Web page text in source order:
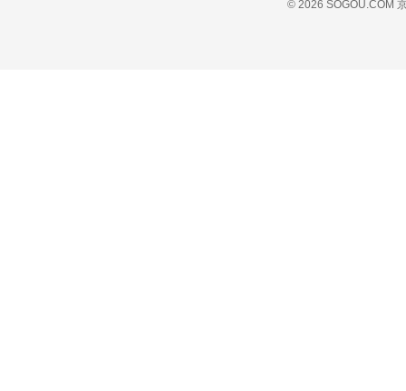
© 2026 SOGOU.COM